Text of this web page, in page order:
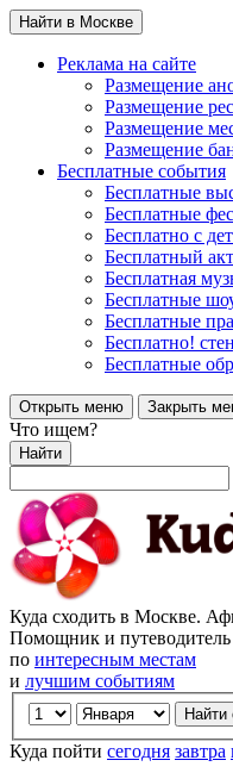
Найти в Москве
Реклама на сайте
Размещение
Размещение
Размещение
Размещение
Бесплатные события
Бесплатные
Бесплатные
Бесплатно с
Бесплатный
Бесплатная
Бесплатные
Бесплатные
Бесплатно!
Бесплатные
Открыть меню Закрыть
Что ищем?
Найти
Куда сходить в Москве.
Помощник и путеводитель
по интересным местам
и лучшим событиям
Куда пойти сегодня завтра